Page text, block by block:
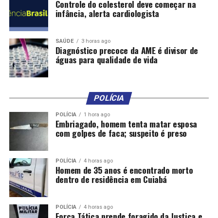
em Cidades Inteligentes. Atuou como chefe de gabinete
em secretarias estaduais e venceu três Prêmios Mario
Covas de Gestão Pública.Secretaria Municipal de
Esportes: Rogério Lins
Formado em Direito, foi vereador e prefeito de Osasco
por dois mandatos (2017-2024), liderando obras e
ampliação da rede de saúde e segurança.Secretaria
Municipal de Habitação: Sidney Cruz
Advogado e vereador, com atuação em orçamento e
cultura. Relator de projetos como a privatização da
Sabesp, focando no diálogo público e gestão
transparente.Secretaria Municipal de Inovação e
Tecnologia: Milton Vieira
Deputado federal em sete mandatos, com trajetória
social iniciada na Sociedade Pestalozzi e ações em
Controle do colesterol deve começar na
infância, alerta cardiologista
SAÚDE 3 horas ago
Diagnóstico precoce da AME é divisor de
águas para qualidade de vida
POLÍCIA
POLÍCIA 1 hora ago
Embriagado, homem tenta matar esposa
com golpes de faca; suspeito é preso
POLÍCIA 4 horas ago
Homem de 35 anos é encontrado morto
dentro de residência em Cuiabá
POLÍCIA 4 horas ago